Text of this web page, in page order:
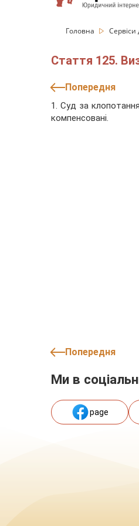
Головна Сервіси
Стаття 125.
Попередня
1. Суд за
компенсовані.
Попередня
Ми в
page